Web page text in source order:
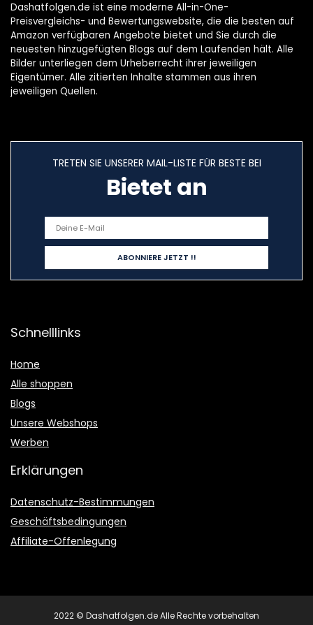
Dashatfolgen.de ist eine moderne All-in-One-
Preisvergleichs- und Bewertungswebsite, die die besten auf
Amazon verfügbaren Angebote bietet und Sie durch die
neuesten hinzugefügten Blogs auf dem Laufenden hält. Alle
Bilder unterliegen dem Urheberrecht ihrer jeweiligen
Eigentümer. Alle zitierten Inhalte stammen aus ihren
jeweiligen Quellen.
TRETEN SIE UNSERER MAIL-LISTE FÜR BESTE BEI
Bietet an
Schnelllinks
Home
Alle shoppen
Blogs
Unsere Webshops
Werben
Erklärungen
Datenschutz-Bestimmungen
Geschäftsbedingungen
Affiliate-Offenlegung
2022 © Dashatfolgen.de Alle Rechte vorbehalten